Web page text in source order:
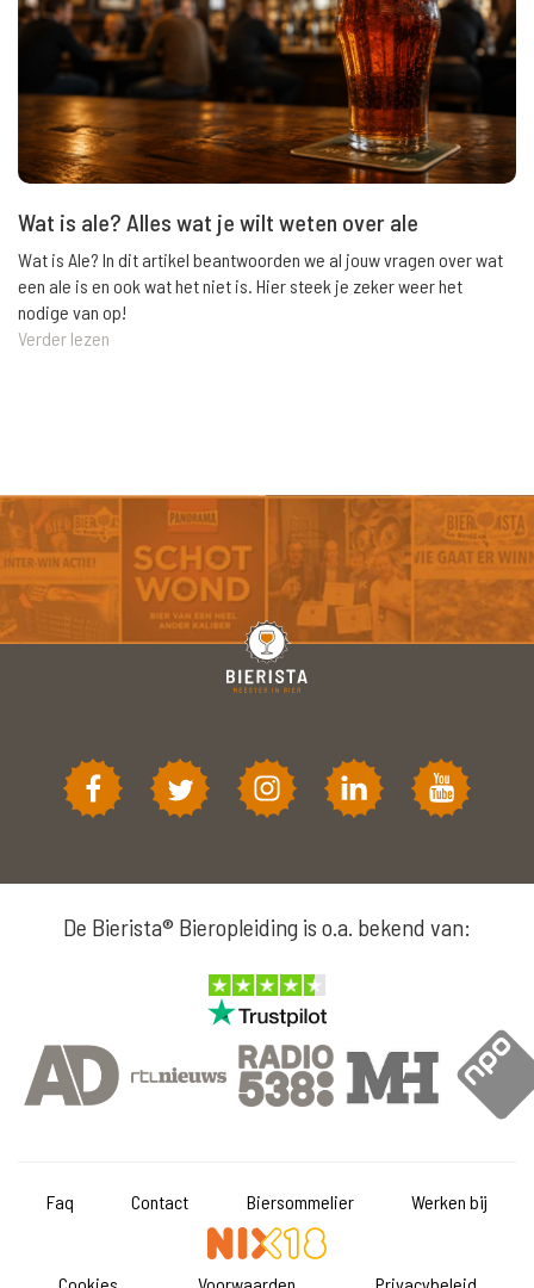
Wat is ale? Alles wat je wilt weten over ale
Wat is Ale? In dit artikel beantwoorden we al jouw vragen over wat
een ale is en ook wat het niet is. Hier steek je zeker weer het
nodige van op!
Verder lezen
De Bierista® Bieropleiding is o.a. bekend van:
Faq Contact Biersommelier Werken bij